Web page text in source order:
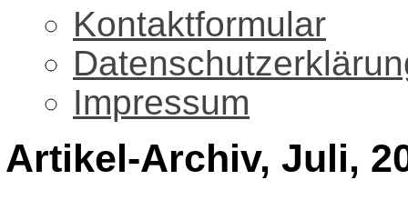
Kontaktformular
Impressum
Artikel-Archiv, Juli,